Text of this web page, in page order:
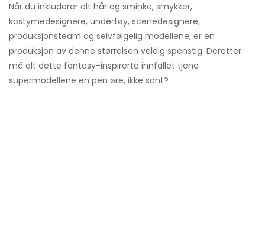
Når du inkluderer alt hår og sminke, smykker,
kostymedesignere, undertøy, scenedesignere,
produksjonsteam og selvfølgelig modellene, er en
produksjon av denne størrelsen veldig spenstig. Deretter
må alt dette fantasy-inspirerte innfallet tjene
supermodellene en pen øre, ikke sant?